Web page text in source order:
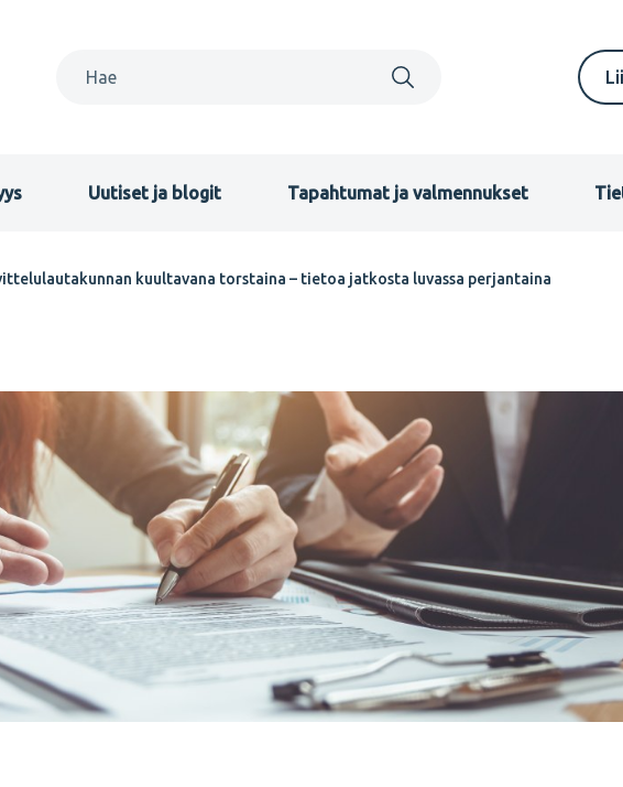
FI
Uutiset ja blogit Tapahtumat ja valmennukset
kuultavana torstaina – tietoa jatkosta luvassa perjantaina